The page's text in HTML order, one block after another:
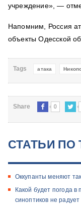
учреждение», —
Напомним, Россия
объекты Одесской
Tags атака
Share 0
СТАТЬИ ПО
Оккупанты меняют
Какой будет погода
синоптиков не радует